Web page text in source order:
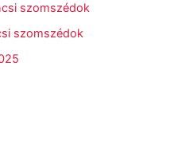
szomszédok
szomszédok